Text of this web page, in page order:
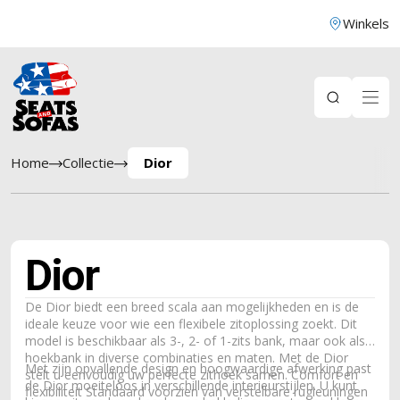
Winkels
Home Collectie Dior
Dior
De Dior biedt een breed scala aan mogelijkheden en is de
ideale keuze voor wie een flexibele zitoplossing zoekt. Dit
model is beschikbaar als 3-, 2- of 1-zits bank, maar ook als
hoekbank in diverse combinaties en maten. Met de Dior
stelt u eenvoudig uw perfecte zithoek samen. Comfort en
flexibiliteit Standaard voorzien van verstelbare rugleuningen
Met zijn opvallende design en hoogwaardige afwerking past
de Dior moeiteloos in verschillende interieurstijlen. U kunt